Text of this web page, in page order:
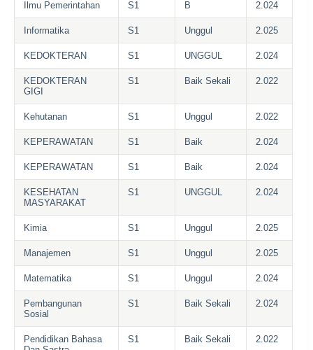
Ilmu Pemerintahan S1 B 2.024
Informatika S1 Unggul 2.025
KEDOKTERAN S1 UNGGUL 2.024
KEDOKTERAN
GIGI
S1 Baik Sekali 2.022
Kehutanan S1 Unggul 2.022
KEPERAWATAN S1 Baik 2.024
KEPERAWATAN S1 Baik 2.024
KESEHATAN
MASYARAKAT
S1 UNGGUL 2.024
Kimia S1 Unggul 2.025
Manajemen S1 Unggul 2.025
Matematika S1 Unggul 2.024
Pembangunan
Sosial
S1 Baik Sekali 2.024
Pendidikan Bahasa
S1 Baik Sekali 2.022